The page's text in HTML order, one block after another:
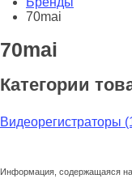
70mai
70mai
Категории
Видеорегистраторы
Информация, содержащаяся на